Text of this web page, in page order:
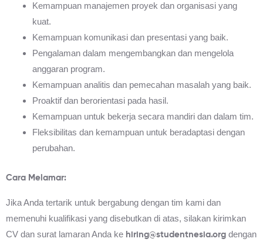
Kemampuan manajemen proyek dan organisasi yang
kuat.
Kemampuan komunikasi dan presentasi yang baik.
Pengalaman dalam mengembangkan dan mengelola
anggaran program.
Kemampuan analitis dan pemecahan masalah yang baik.
Proaktif dan berorientasi pada hasil.
Kemampuan untuk bekerja secara mandiri dan dalam tim.
Fleksibilitas dan kemampuan untuk beradaptasi dengan
perubahan.
Cara Melamar:
Jika Anda tertarik untuk bergabung dengan tim kami dan
memenuhi kualifikasi yang disebutkan di atas, silakan kirimkan
CV dan surat lamaran Anda ke hiring@studentnesia.org dengan